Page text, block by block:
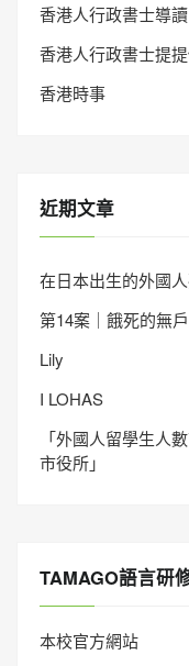
香港人行政書士導讀
香港人行政書士提
香港時事
近期文章
在日本出生的外國
第14案｜餓死的無
Lily
I LOHAS
「外國人留學生人
市役所」
TAMAGO語言研
本校官方網站